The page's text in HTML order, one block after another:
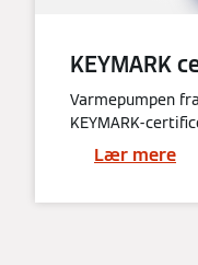
KEYMARK
Varmepumpen
KEYMARK-
Lær mere